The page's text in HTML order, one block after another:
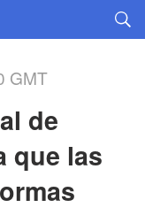
GMT
de
que las